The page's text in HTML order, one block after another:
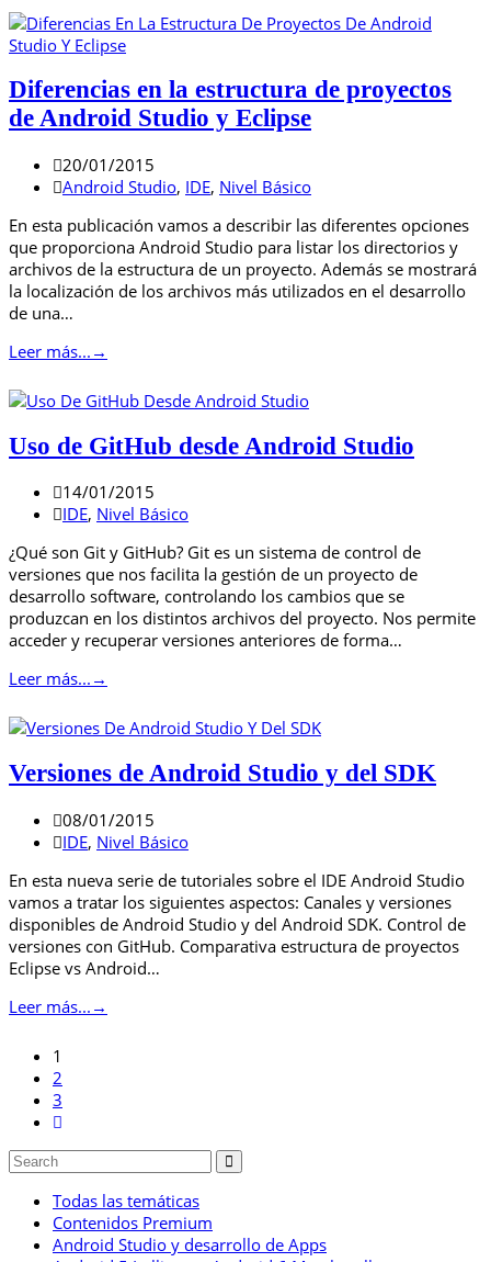
Diferencias en la estructura de proyectos
de Android Studio y Eclipse
20/01/2015
Android Studio, IDE, Nivel Básico
En esta publicación vamos a describir las diferentes opciones
que proporciona Android Studio para listar los directorios y
archivos de la estructura de un proyecto. Además se mostrará
la localización de los archivos más utilizados en el desarrollo
de una…
Leer más... →
Uso de GitHub desde Android Studio
14/01/2015
IDE, Nivel Básico
¿Qué son Git y GitHub? Git es un sistema de control de
versiones que nos facilita la gestión de un proyecto de
desarrollo software, controlando los cambios que se
produzcan en los distintos archivos del proyecto. Nos permite
acceder y recuperar versiones anteriores de forma…
Leer más... →
Versiones de Android Studio y del SDK
08/01/2015
IDE, Nivel Básico
En esta nueva serie de tutoriales sobre el IDE Android Studio
vamos a tratar los siguientes aspectos: Canales y versiones
disponibles de Android Studio y del Android SDK. Control de
versiones con GitHub. Comparativa estructura de proyectos
Eclipse vs Android…
Leer más... →
1
2
3
Todas las temáticas
Contenidos Premium
Android Studio y desarrollo de Apps